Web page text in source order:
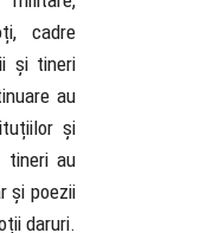
cadre
și tineri
au
și
tineri au
și poezii
daruri.